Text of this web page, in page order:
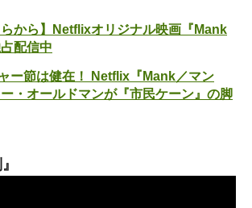
らから】Netflixオリジナル映画『Mank
配信中
ー節は健在！ Netflix『Mank／マン
・オールドマンが『市民ケーン』の脚